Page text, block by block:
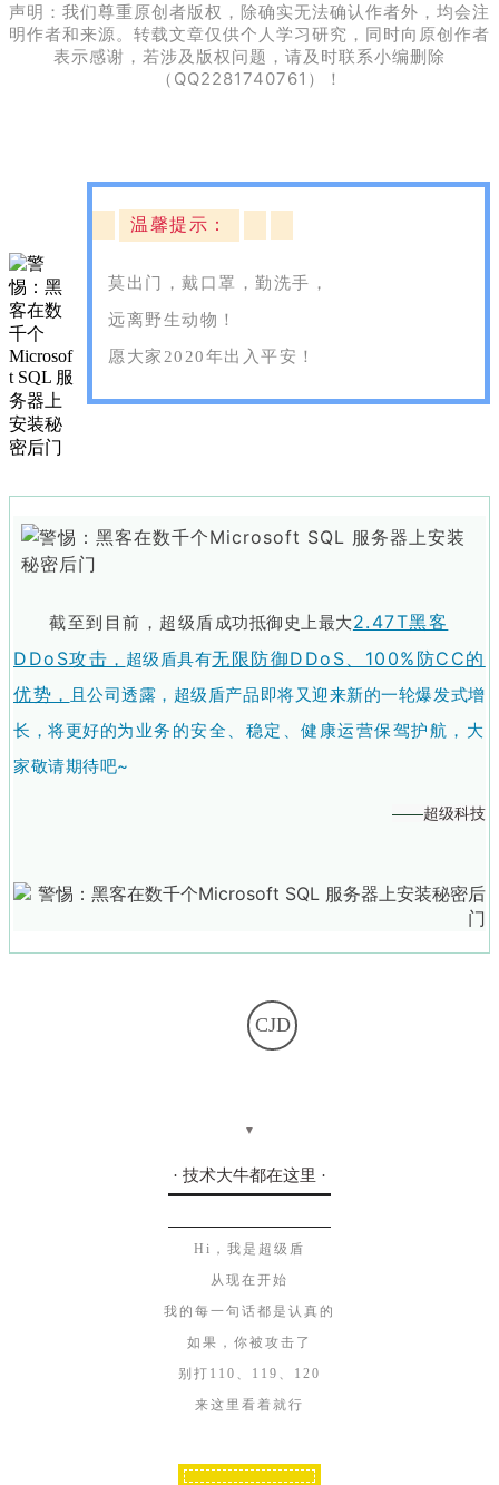
声明：我们尊重原创者版权，除确实无法确认作者外，均会注
明作者和来源。转载文章仅供个人学习研究，同时向原创作者
表示感谢，若涉及版权问题，请及时联系小编删除
（QQ2281740761）！
温馨提示：
莫出门，戴口罩，勤洗手，
远离野生动物！
愿大家2020年出入平安！
截至到目前，超级盾 成功抵御史上最大2.47T黑客
DDoS攻击 ， 超级盾具有无限防御DDoS、100%防CC的
优势 ， 且公司透露，超级盾产品即将又迎来新的一轮爆发式增
长，将更好的为业务的安全、稳定、健康运营保驾护航， 大
家敬请期待吧~
——超级科技
CJD
▼
· 技术大牛都在这里 ·
Hi，我是超级盾
从现在开始
我的每一句话都是认真的
如果，你被攻击了
别打110、119、120
来这里看着就行